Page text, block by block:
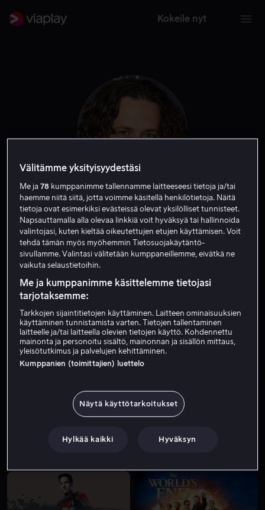
Kokeile nyt
Edgar Wright
Ohjaaja Tuottaja Tuotannonjohtaja Kirjoittaja
Alk. 4,99 €
Välitämme yksityisyydestäsi
Me ja78 kumppanimme tallennamme laitteeseesi tietoja ja/tai
haemme niitä siitä, jotta voimme käsitellä henkilötietoja. Näitä
tietoja ovat esimerkiksi evästeissä olevat yksilölliset tunnisteet.
Napsauttamalla alla olevaa linkkiä voit hyväksyä tai hallinnoida
valintojasi, kuten kieltää oikeutettujen etujen käyttämisen. Voit
tehdä tämän myös myöhemmin Tietosuojakäytäntö-
sivullamme. Valintasi välitetään kumppaneillemme, eivätkä ne
vaikuta selaustietoihin.
Me ja kumppanimme käsittelemme tietojasi
tarjotaksemme:
Tarkkojen sijaintitietojen käyttäminen. Laitteen ominaisuuksien
käyttäminen tunnistamista varten. Tietojen tallentaminen
laitteelle ja/tai laitteella olevien tietojen käyttö. Kohdennettu
mainonta ja personoitu sisältö, mainonnan ja sisällön mittaus,
yleisötutkimus ja palvelujen kehittäminen.
Kumppanien (toimittajien) luettelo
Näytä käyttötarkoitukset
Hylkää kaikki Hyväksyn